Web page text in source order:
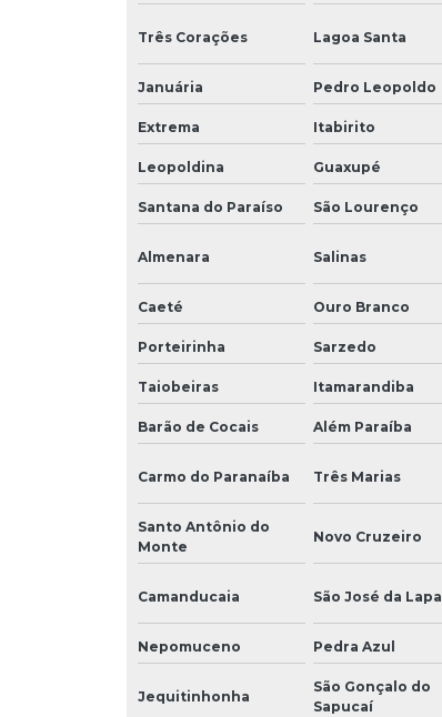
Três Corações Lagoa Santa
Januária Pedro Leopoldo
Extrema Itabirito
Leopoldina Guaxupé
Santana do Paraíso São Lourenço
Almenara Salinas
Caeté Ouro Branco
Porteirinha Sarzedo
Taiobeiras Itamarandiba
Barão de Cocais Além Paraíba
Carmo do Paranaíba Três Marias
Santo Antônio do
Monte
Novo Cruzeiro
Camanducaia São José da Lapa
Nepomuceno Pedra Azul
Jequitinhonha
São Gonçalo do
Sapucaí